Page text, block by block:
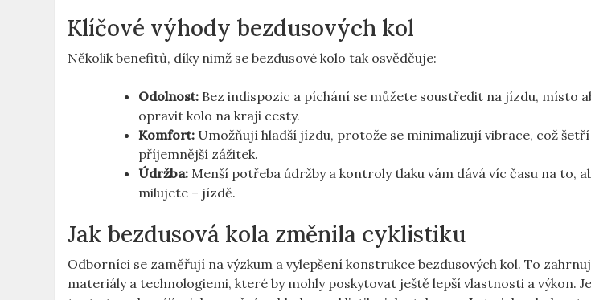
Klíčové výhody bezdusových kol
Několik benefitů, díky nimž se bezdusové kolo tak osvědčuje:
Odolnost: Bez indispozic a píchání se můžete soustředit na jízdu, místo
opravit kolo na kraji cesty.
Komfort: Umožňují hladší jízdu, protože se minimalizují vibrace, což šetří
příjemnější zážitek.
Údržba: Menší potřeba údržby a kontroly tlaku vám dává víc času na to,
milujete – jízdě.
Jak bezdusová kola změnila cyklistiku
Odborníci se zaměřují na výzkum a vylepšení konstrukce bezdusových kol. To
materiály a technologiemi, které by mohly poskytovat ještě lepší vlastnosti a výkon.